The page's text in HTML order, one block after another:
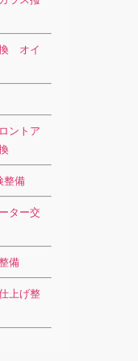
オイ
ントア
備
ター交
備
上げ整